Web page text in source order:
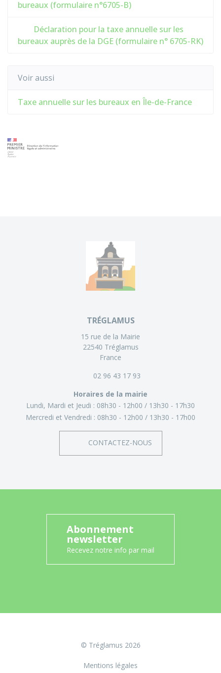
bureaux (formulaire n°6705-B)
Déclaration pour la taxe annuelle sur les
bureaux auprès de la DGE (formulaire n° 6705-RK)
Voir aussi
Taxe annuelle sur les bureaux en Île-de-France
TRÉGLAMUS
15 rue de la Mairie
22540 Tréglamus
France
02 96 43 17 93
Horaires de la mairie
Lundi, Mardi et Jeudi : 08h30 - 12h00
13h30 - 17h30
Mercredi et Vendredi : 08h30 - 12h00 13h30 - 17h00
CONTACTEZ-NOUS
Abonnement
newsletter
Recevez notre info par mail
© Tréglamus 2026
Mentions légales